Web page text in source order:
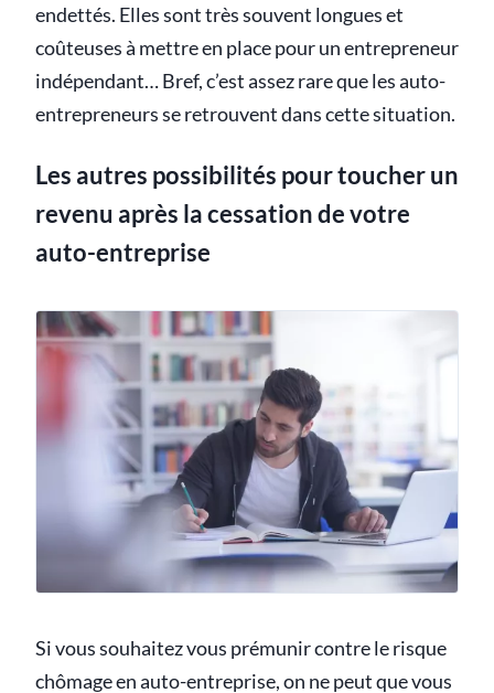
endettés. Elles sont très souvent longues et
coûteuses à mettre en place pour un entrepreneur
indépendant… Bref, c’est assez rare que les auto-
entrepreneurs se retrouvent dans cette situation.
Les autres possibilités pour toucher un
revenu après la cessation de votre
auto-entreprise
Si vous souhaitez vous prémunir contre le risque
chômage en auto-entreprise, on ne peut que vous